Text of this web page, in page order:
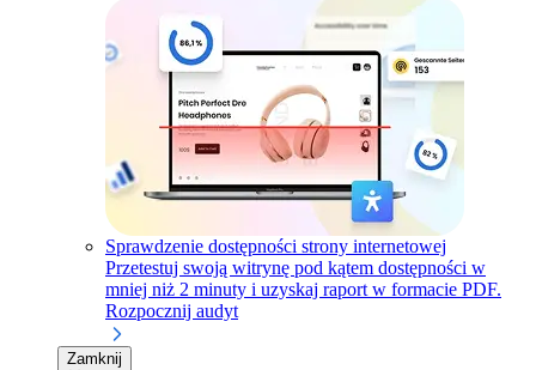
Sprawdzenie dostępności strony internetowej
Przetestuj swoją witrynę pod kątem dostępności w
mniej niż 2 minuty i uzyskaj raport w formacie PDF.
Rozpocznij audyt
Zamknij